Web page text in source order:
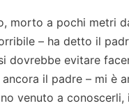
morto a pochi metri
– ha detto il
dovrebbe evitare
il padre – mi è
venuto a